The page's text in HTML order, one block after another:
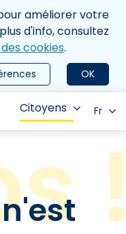
améliorer votre
d'info, consultez
cookies.
OK
Citoyens Fr